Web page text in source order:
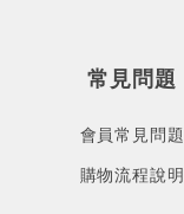
常見問題
會員常見問題
購物流程說明